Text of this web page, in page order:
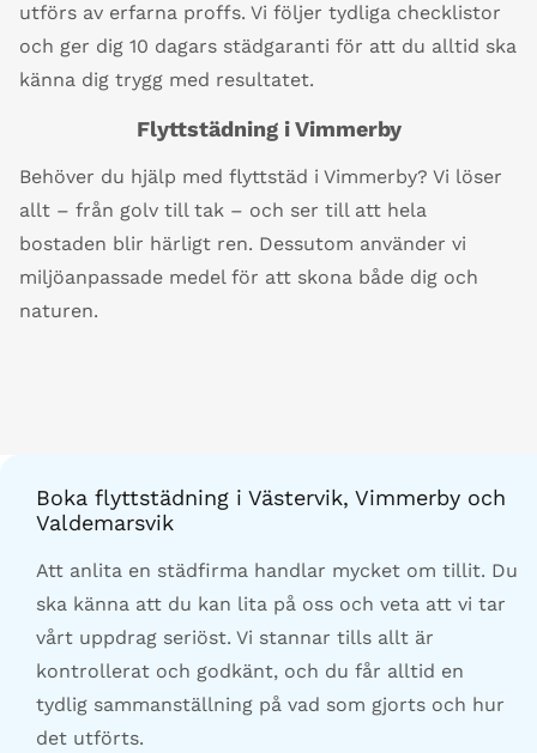
utförs av erfarna proffs. Vi följer tydliga checklistor
och ger dig 10 dagars städgaranti för att du alltid ska
känna dig trygg med resultatet.
Flyttstädning i Vimmerby
Behöver du hjälp med flyttstäd i Vimmerby? Vi löser
allt – från golv till tak – och ser till att hela
bostaden blir härligt ren. Dessutom använder vi
miljöanpassade medel för att skona både dig och
naturen.
Boka flyttstädning i Västervik, Vimmerby och
Valdemarsvik
Att anlita en städfirma handlar mycket om tillit. Du
ska känna att du kan lita på oss och veta att vi tar
vårt uppdrag seriöst. Vi stannar tills allt är
kontrollerat och godkänt, och du får alltid en
tydlig sammanställning på vad som gjorts och hur
det utförts.